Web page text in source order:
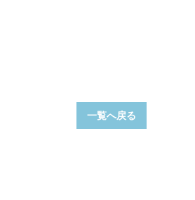
一覧へ戻る